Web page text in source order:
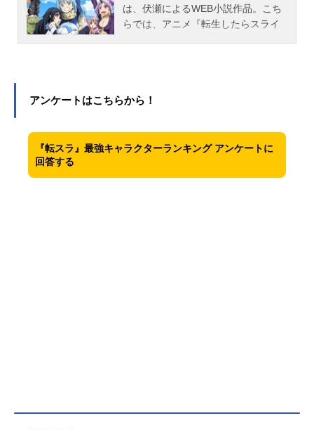
は、伏瀬によるWEB小説作品。こち
らでは、アニメ『転生したらスライ
アンケートはこちらから！
『転スラ』最強キャラクターランキング アンケートに
回答する